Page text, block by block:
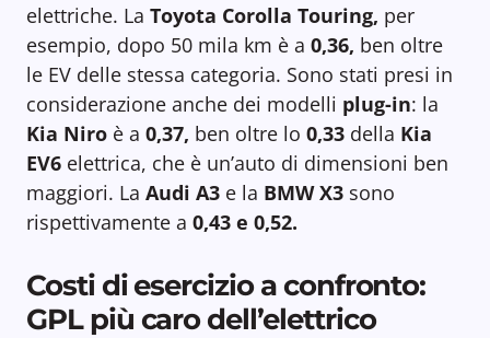
elettriche. La Toyota Corolla Touring, per
esempio, dopo 50 mila km è a 0,36, ben oltre
le EV delle stessa categoria. Sono stati presi in
considerazione anche dei modelli plug-in: la
Kia Niro è a 0,37, ben oltre lo 0,33 della Kia
EV6 elettrica, che è un’auto di dimensioni ben
maggiori. La Audi A3 e la BMW X3 sono
rispettivamente a 0,43 e 0,52.
Costi di esercizio a confronto:
GPL più caro dell’elettrico